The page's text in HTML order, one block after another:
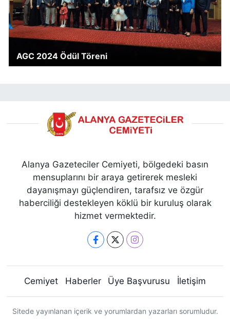
AGC 2024 Ödül Töreni
Alanya Gazeteciler Cemiyeti, bölgedeki basın
mensuplarını bir araya getirerek mesleki
dayanışmayı güçlendiren, tarafsız ve özgür
haberciliği destekleyen köklü bir kuruluş olarak
hizmet vermektedir.
Cemiyet Haberler Üye Başvurusu İletişim
Sitede yayınlanan içerik ve yorumlardan yazarları sorumludur.